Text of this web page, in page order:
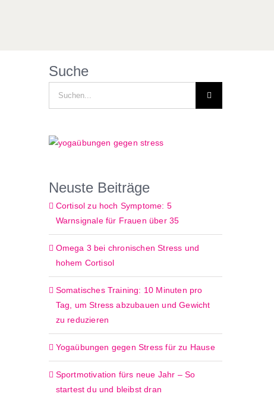
Suche
Neuste Beiträge
Cortisol zu hoch Symptome: 5
Warnsignale für Frauen über 35
Omega 3 bei chronischen Stress und
hohem Cortisol
Somatisches Training: 10 Minuten pro
Tag, um Stress abzubauen und Gewicht
zu reduzieren
Yogaübungen gegen Stress für zu Hause
Sportmotivation fürs neue Jahr – So
startest du und bleibst dran